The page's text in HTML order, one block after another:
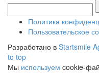
Политика
Пользовательское
Разработано в Startsmile
to top
Мы используем cookie-